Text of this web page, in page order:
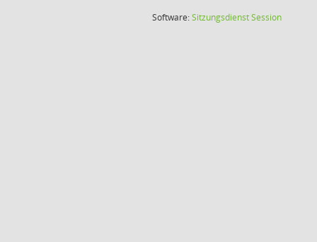
Software:SitzungsdienstSession(Wird in